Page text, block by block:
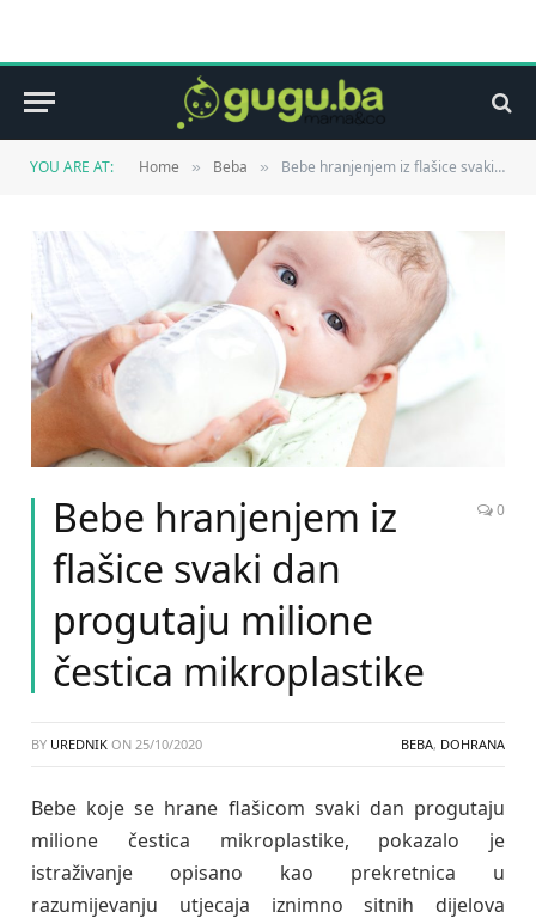
YOU ARE AT: Home » Beba » Bebe hranjenjem iz flašice svaki dan progutaju milione čestica mikroplastike
Bebe hranjenjem iz
flašice svaki dan
progutaju milione
čestica mikroplastike
0
BY UREDNIK ON 25/10/2020 BEBA, DOHRANA
Bebe koje se hrane flašicom svaki dan progutaju
milione čestica mikroplastike, pokazalo je
istraživanje opisano kao prekretnica u
razumijevanju utjecaja iznimno sitnih dijelova